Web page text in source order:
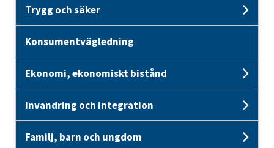
Trygg och säker
Konsumentvägledning
Ekonomi, ekonomiskt bistånd
Invandring och integration
Familj, barn och ungdom